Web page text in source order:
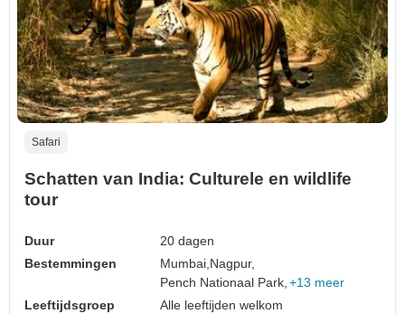
Safari
Schatten van India: Culturele en wildlife
tour
Duur
20 dagen
Bestemmingen
Mumbai,Nagpur,
Pench Nationaal Park, +13 meer
Leeftijdsgroep
Alle leeftijden welkom